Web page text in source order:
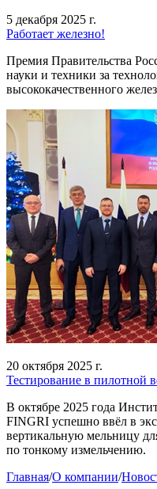
5 декабря 2025 г.
Работает железно!
Премия Правительства
науки и техники за
высококачественного
20 октября 2025 г.
Тестирование в пилотной
В октябре 2025 года
FINGRI успешно ввёл в
вертикальную мельницу
по тонкому измельчению.
Главная/О компании/